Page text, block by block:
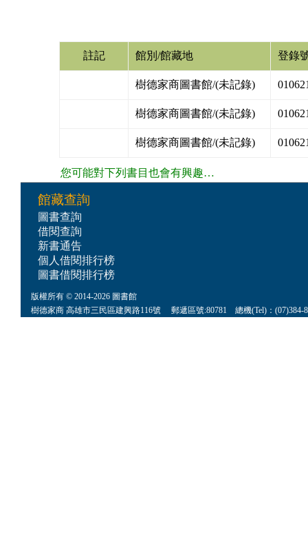
註記 館別/館藏地 登錄
樹德家商圖書館/(未記錄)
樹德家商圖書館/(未記錄)
樹德家商圖書館/(未記錄)
您可能對下列書目也會有興趣…
館藏查詢
圖書查詢
借閱查詢
新書通告
個人借閱排行榜
圖書借閱排行榜
版權所有 © 2014-2026 圖書館
樹德家商 高雄市三民區建興路116號 郵遞區號:80781 總機(Tel)：(07)384-